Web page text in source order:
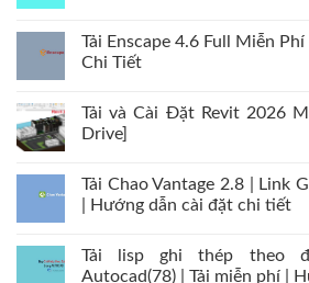
Tải Enscape 4.6 Full Miễn
Chi Tiết
Tải và Cài Đặt Revit 2026
Drive]
Tải Chao Vantage 2.8 | Link
| Hướng dẫn cài đặt chi tiết
Tải lisp ghi thép theo
Autocad(78) | Tải miễn phí |